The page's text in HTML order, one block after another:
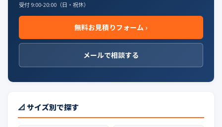
受付 9:00-20:00（日・祝休）
無料お見積りフォーム ›
メールで相談する
📐 サイズ別で探す